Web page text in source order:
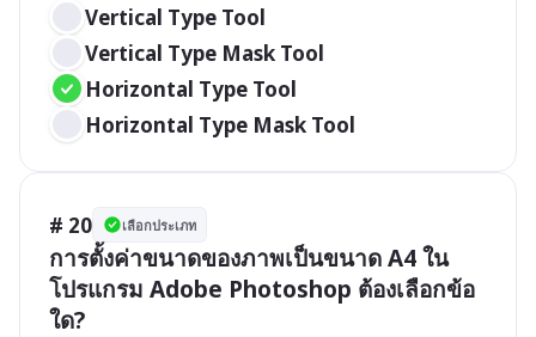
Vertical Type Tool
Vertical Type Mask Tool
Horizontal Type Tool
Horizontal Type Mask Tool
# 20 เลือกประเภท
การตั้งค่าขนาดของภาพเป็นขนาด A4 ใน
โปรแกรม Adobe Photoshop ต้องเลือกข้อ
ใด?